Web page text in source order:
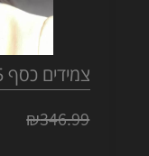
צמידים כסף 925
₪346.99